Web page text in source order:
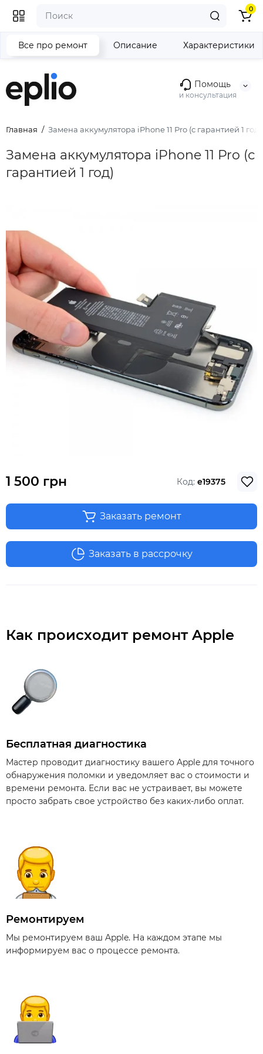
Помощь
и консультация
0
Главная Замена аккумулятора iPhone 11 Pro (с гарантией 1 год)
Замена аккумулятора iPhone 11 Pro (с
гарантией 1 год)
Все про ремонт Описание Характеристики
1 500 грн Код: e19375
Заказать ремонт
Заказать в рассрочку
Как происходит ремонт Apple
Бесплатная диагностика
Мастер проводит диагностику вашего Apple для точного
обнаружения поломки и уведомляет вас о стоимости и
времени ремонта. Если вас не устраивает, вы можете
просто забрать свое устройство без каких-либо оплат.
Ремонтируем
Мы ремонтируем ваш Apple. На каждом этапе мы
информируем вас о процессе ремонта.